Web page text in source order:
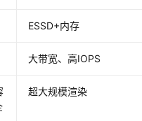
ESSD+内存
大带宽、高IOPS
超大规模渲染